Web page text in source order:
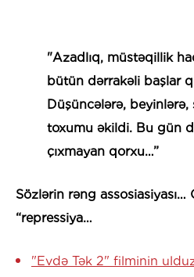
"Azadlıq, müstəqillik
bütün dərrakəli başlar
Düşüncələrə,
toxumu əkildi. Bu gün
çıxmayan qorxu…”
Sözlərin rəng assosiasiyası…
“repressiya…
"Evdə Tək 2" filminin